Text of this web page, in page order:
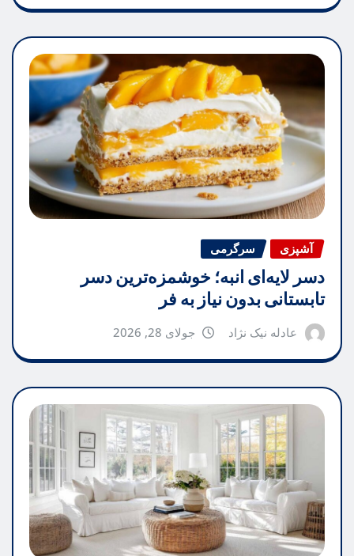
آشپزی سرگرمی
دسر لایه‌ای انبه؛ خوشمزه‌ترین دسر
تابستانی بدون نیاز به فر
عادله نیک نژاد جولای 28, 2026